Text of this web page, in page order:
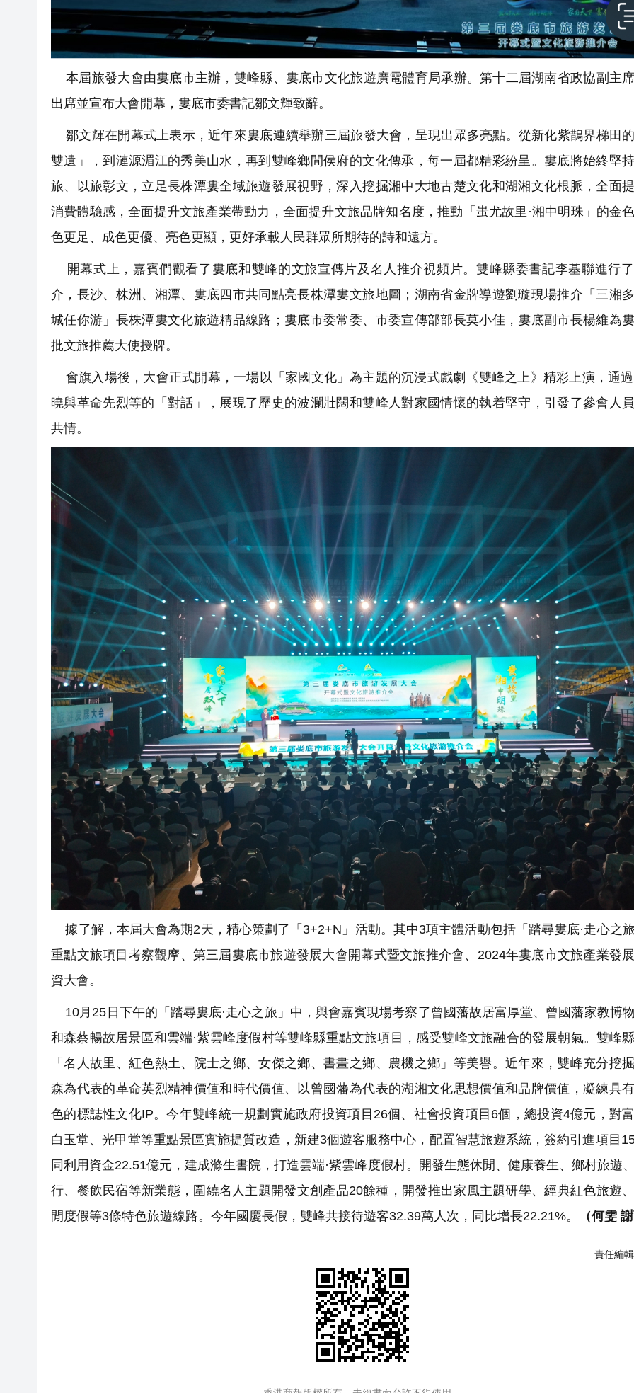
本屆旅發大會由婁底市主辦，雙峰縣、婁底市文化旅遊廣電體育局承辦。第十二屆湖南省政協副主
出席並宣布大會開幕，婁底市委書記鄒文輝致辭。
鄒文輝在開幕式上表示，近年來婁底連續舉辦三屆旅發大會，呈現出眾多亮點。從新化紫鵲界梯田
雙遺」，到漣源湄江的秀美山水，再到雙峰鄉間侯府的文化傳承，每一屆都精彩紛呈。婁底將始終堅
旅、以旅彰文，立足長株潭婁全域旅遊發展視野，深入挖掘湘中大地古楚文化和湖湘文化根脈，全面
消費體驗感，全面提升文旅產業帶動力，全面提升文旅品牌知名度，推動「蚩尤故里·湘中明珠」的金
色更足、成色更優、亮色更顯，更好承載人民群眾所期待的詩和遠方。
開幕式上，嘉賓們觀看了婁底和雙峰的文旅宣傳片及名人推介視頻片。雙峰縣委書記李基聯進行
介，長沙、株洲、湘潭、婁底四市共同點亮長株潭婁文旅地圖；湖南省金牌導遊劉璇現場推介「三湘
城任你游」長株潭婁文化旅遊精品線路；婁底市委常委、市委宣傳部部長莫小佳，婁底副市長楊維為
批文旅推薦大使授牌。
會旗入場後，大會正式開幕，一場以「家國文化」為主題的沉浸式戲劇《雙峰之上》精彩上演，通
曉與革命先烈等的「對話」，展現了歷史的波瀾壯闊和雙峰人對家國情懷的執着堅守，引發了參會人
共情。
據了解，本屆大會為期2天，精心策劃了「3+2+N」活動。其中3項主體活動包括「踏尋婁底·走心
重點文旅項目考察觀摩、第三屆婁底市旅遊發展大會開幕式暨文旅推介會、2024年婁底市文旅產業發
資大會。
10月25日下午的「踏尋婁底·走心之旅」中，與會嘉賓現場考察了曾國藩故居富厚堂、曾國藩家教博
和森蔡暢故居景區和雲端·紫雲峰度假村等雙峰縣重點文旅項目，感受雙峰文旅融合的發展朝氣。雙峰
「名人故里、紅色熱土、院士之鄉、女傑之鄉、書畫之鄉、農機之鄉」等美譽。近年來，雙峰充分挖
森為代表的革命英烈精神價值和時代價值、以曾國藩為代表的湖湘文化思想價值和品牌價值，凝練具
色的標誌性文化IP。今年雙峰統一規劃實施政府投資項目26個、社會投資項目6個，總投資4億元，對
白玉堂、光甲堂等重點景區實施提質改造，新建3個遊客服務中心，配置智慧旅遊系統，簽約引進項目
同利用資金22.51億元，建成滌生書院，打造雲端·紫雲峰度假村。開發生態休閒、健康養生、鄉村旅遊
行、餐飲民宿等新業態，圍繞名人主題開發文創產品20餘種，開發推出家風主題研學、經典紅色旅遊
閒度假等3條特色旅遊線路。今年國慶長假，雙峰共接待遊客32.39萬人次，同比增長22.21%。
（何雯
責任編